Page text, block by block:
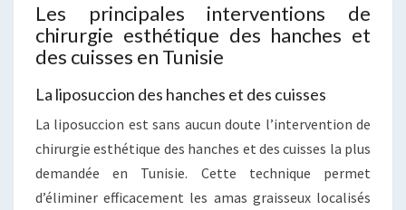
Les principales interventions de
chirurgie esthétique des hanches et
des cuisses en Tunisie
La liposuccion des hanches et des cuisses
La liposuccion est sans aucun doute l’intervention de
chirurgie esthétique des hanches et des cuisses la plus
demandée en Tunisie. Cette technique permet
d’éliminer efficacement les amas graisseux localisés